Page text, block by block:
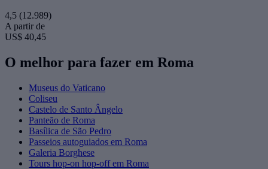
4,5 (12.989)
A partir de
US$ 40,45
O melhor para fazer em Roma
Museus do Vaticano
Coliseu
Castelo de Santo Ângelo
Panteão de Roma
Basílica de São Pedro
Passeios autoguiados em Roma
Galeria Borghese
Tours hop-on hop-off em Roma